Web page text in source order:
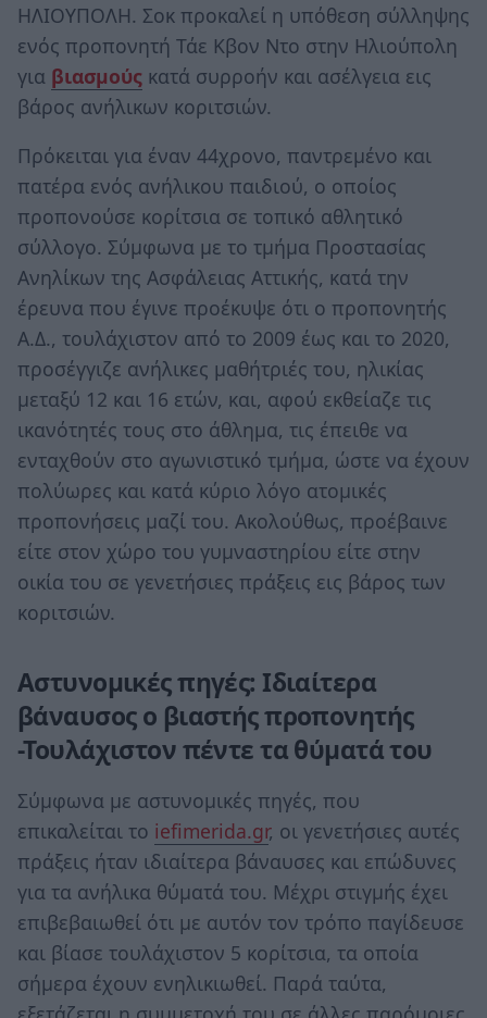
ΗΛΙΟΥΠΟΛΗ. Σοκ προκαλεί η υπόθεση σύλληψης
ενός προπονητή Τάε Κβον Ντο στην Ηλιούπολη
για βιασμούς κατά συρροήν και ασέλγεια εις
βάρος ανήλικων κοριτσιών.
Πρόκειται για έναν 44χρονο, παντρεμένο και
πατέρα ενός ανήλικου παιδιού, ο οποίος
προπονούσε κορίτσια σε τοπικό αθλητικό
σύλλογο. Σύμφωνα με το τμήμα Προστασίας
Ανηλίκων της Ασφάλειας Αττικής, κατά την
έρευνα που έγινε προέκυψε ότι ο προπονητής
Α.Δ., τουλάχιστον από το 2009 έως και το 2020,
προσέγγιζε ανήλικες μαθήτριές του, ηλικίας
μεταξύ 12 και 16 ετών, και, αφού εκθείαζε τις
ικανότητές τους στο άθλημα, τις έπειθε να
ενταχθούν στο αγωνιστικό τμήμα, ώστε να έχουν
πολύωρες και κατά κύριο λόγο ατομικές
προπονήσεις μαζί του. Ακολούθως, προέβαινε
είτε στον χώρο του γυμναστηρίου είτε στην
οικία του σε γενετήσιες πράξεις εις βάρος των
κοριτσιών.
Αστυνομικές πηγές: Ιδιαίτερα
βάναυσος ο βιαστής προπονητής
-Τουλάχιστον πέντε τα θύματά του
Σύμφωνα με αστυνομικές πηγές, που
επικαλείται το iefimerida.gr, οι γενετήσιες αυτές
πράξεις ήταν ιδιαίτερα βάναυσες και επώδυνες
για τα ανήλικα θύματά του. Μέχρι στιγμής έχει
επιβεβαιωθεί ότι με αυτόν τον τρόπο παγίδευσε
και βίασε τουλάχιστον 5 κορίτσια, τα οποία
σήμερα έχουν ενηλικιωθεί. Παρά ταύτα,